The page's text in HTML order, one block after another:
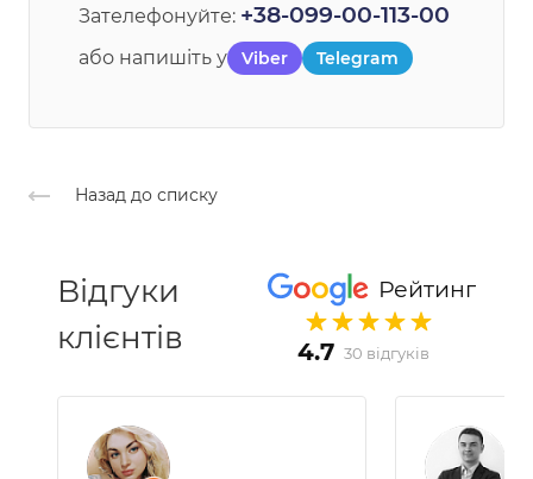
Зателефонуйте: +38-099-00-113-00
або напишіть у Viber Telegram
Назад до списку
Рейтинг
4.7 30 відгуків
Відгуки
клієнтів